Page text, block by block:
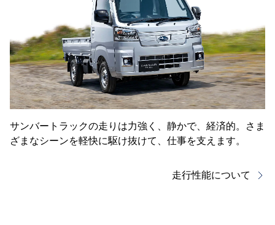
サンバートラックの走りは力強く、静かで、経済的。さま
ざまなシーンを軽快に駆け抜けて、仕事を支えます。
走行性能について